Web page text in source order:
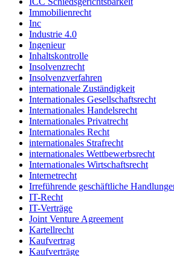
Immobilienrecht
Inc
Industrie 4.0
Ingenieur
Inhaltskontrolle
Insolvenzrecht
Insolvenzverfahren
internationale Zuständigkeit
Internationales Gesellschaftsrecht
Internationales Handelsrecht
Internationales Privatrecht
Internationales Recht
internationales Strafrecht
internationales Wettbewerbsrecht
Internationales Wirtschaftsrecht
Internetrecht
Irreführende geschäftliche
IT-Recht
IT-Verträge
Joint Venture Agreement
Kartellrecht
Kaufvertrag
Kaufverträge